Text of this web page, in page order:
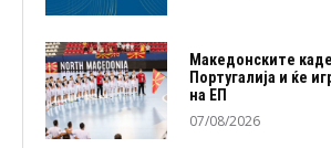
Македонските
Португалија и ќе
на ЕП
07/08/2026